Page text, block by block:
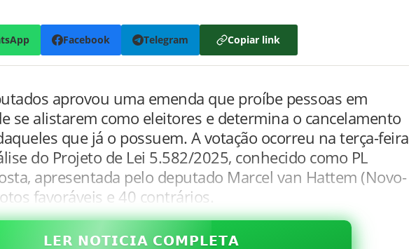
Facebook Telegram Copiar link
aprovou uma emenda que proíbe pessoas em
se alistarem como eleitores e determina o cancelamento
que já o possuem. A votação ocorreu na terça-feira
do Projeto de Lei 5.582/2025, conhecido como PL
apresentada pelo deputado Marcel van Hattem (Novo-
favoráveis e 40 contrários.
𝗟𝗘𝗥 𝗡𝗢𝗧𝗜𝗖𝗜𝗔 𝗖𝗢𝗠𝗣𝗟𝗘𝗧𝗔